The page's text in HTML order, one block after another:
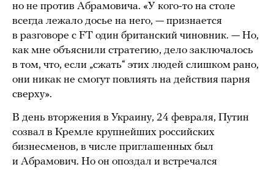
но не против Абрамовича. «У кого-то на столе
всегда лежало досье на него, — признается
в разговоре с FT один британский чиновник. — Но,
как мне объяснили стратегию, дело заключалось
в том, что, если „сжать“ этих людей слишком рано,
они никак не смогут повлиять на действия парня
сверху».
В день вторжения в Украину, 24 февраля, Путин
созвал в Кремле крупнейших российских
бизнесменов, в числе приглашенных был
и Абрамович. Но он опоздал и встречался